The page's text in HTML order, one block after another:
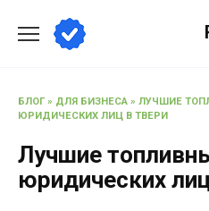
содержанию
БЛОГ» ДЛЯ БИЗНЕСА » ЛУЧШИЕ
ЮРИДИЧЕСКИХ ЛИЦ В ТВЕРИ
Лучшие
юридических